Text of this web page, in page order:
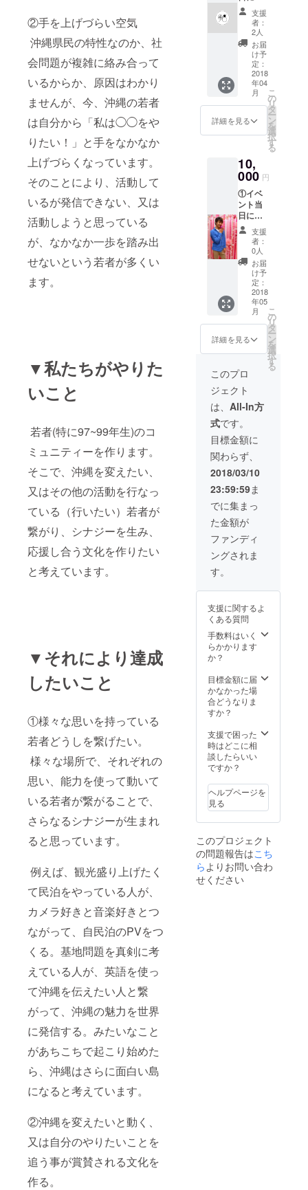
②手を上げづらい空気
沖縄県民の特性なのか、社
会問題が複雑に絡み合って
いるからか、原因はわかり
ませんが、今、沖縄の若者
は自分から「私は◯◯をや
りたい！」と手をなかなか
上げづらくなっています。
そのことにより、活動して
いるが発信できない、又は
活動しようと思っている
が、なかなか一歩を踏み出
せないという若者が多くい
ます。
▼私たちがやりた
いこと
若者(特に97~99年生)のコ
ミュニティーを作ります。
そこで、沖縄を変えたい、
又はその他の活動を行なっ
ている（行いたい）若者が
繋がり、シナジーを生み、
応援し合う文化を作りたい
と考えています。
▼それにより達成
したいこと
①様々な思いを持っている
若者どうしを繋げたい。
様々な場所で、それぞれの
思い、能力を使って動いて
いる若者が繋がることで、
さらなるシナジーが生まれ
ると思っています。
例えば、観光盛り上げたく
て民泊をやっている人が、
カメラ好きと音楽好きとつ
ながって、自民泊のPVをつ
くる。基地問題を真剣に考
えている人が、英語を使っ
て沖縄を伝えたい人と繋
がって、沖縄の魅力を世界
に発信する。みたいなこと
があちこちで起こり始めた
ら、沖縄はさらに面白い島
になると考えています。
②沖縄を変えたいと動く、
又は自分のやりたいことを
追う事が賞賛される文化を
作る。
援者様
をご紹
介 ②実
行委員
からの
お礼の
メッ
セージ
③イベ
ント公
式PVに
て支援
者様の
を記載
支援
者：
2人
お届
け予
定：
2018
年04
月
詳細を見る
こ
の
リ
タ
ー
ン
を
選
択
す
る
10,
000 円
①イベ
ント当
日に支
援者様
をご紹
介 ②実
行委員
からの
お礼の
メッ
セージ&
動画 ③
イベン
ト公式
PVにて
支援者
様のお
名前を
記載
④98
ミート
ソース
オリジ
ナルス
テッ
カー ⑤
実行委
員メン
バーで1
番のイ
ケメン
大城雄
君との
デート
での会
（希望
であれ
ば）
支援
者：
0人
お届
け予
定：
2018
年05
月
詳細を見る
こ
の
リ
タ
ー
ン
を
選
択
す
る
このプロ
ジェクト
は、 All-In方
式です。
目標金額に
関わらず、
2018/03/10
23:59:59ま
でに集まっ
た金額が
ファンディ
ングされま
す。
支援に関するよ
くある質問
手数料はいく
らかかります
か？
目標金額に届
かなかった場
合どうなりま
すか？
支援で困った
時はどこに相
談したらいい
ですか？
ヘルプページを
見る
このプロジェクト
の問題報告はこち
らよりお問い合わ
せください